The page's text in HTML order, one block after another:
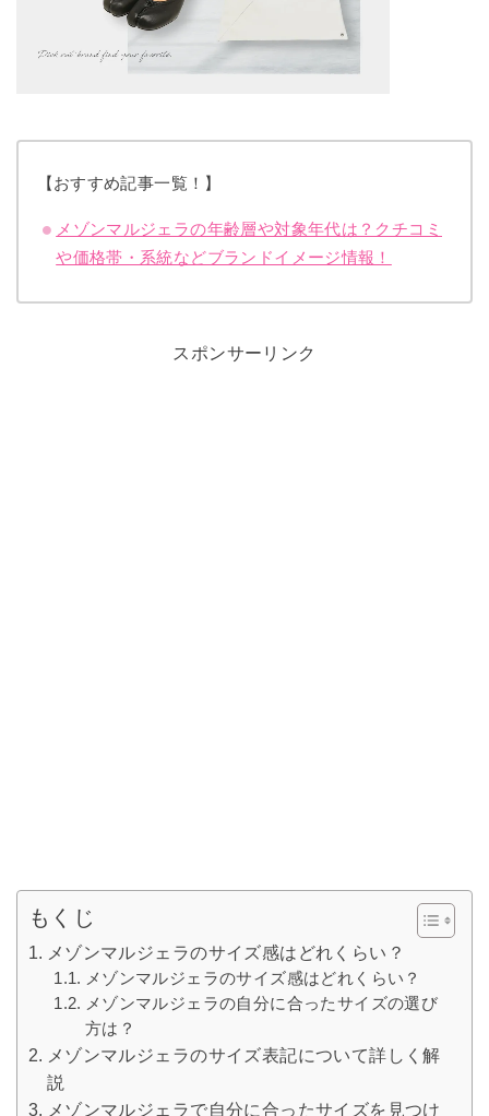
【おすすめ記事一覧！】
メゾンマルジェラの年齢層や対象年代は？クチコミ
や価格帯・系統などブランドイメージ情報！
スポンサーリンク
もくじ
メゾンマルジェラのサイズ感はどれくらい？
メゾンマルジェラのサイズ感はどれくらい？
メゾンマルジェラの自分に合ったサイズの選び
方は？
メゾンマルジェラのサイズ表記について詳しく解
説
メゾンマルジェラで自分に合ったサイズを見つけ